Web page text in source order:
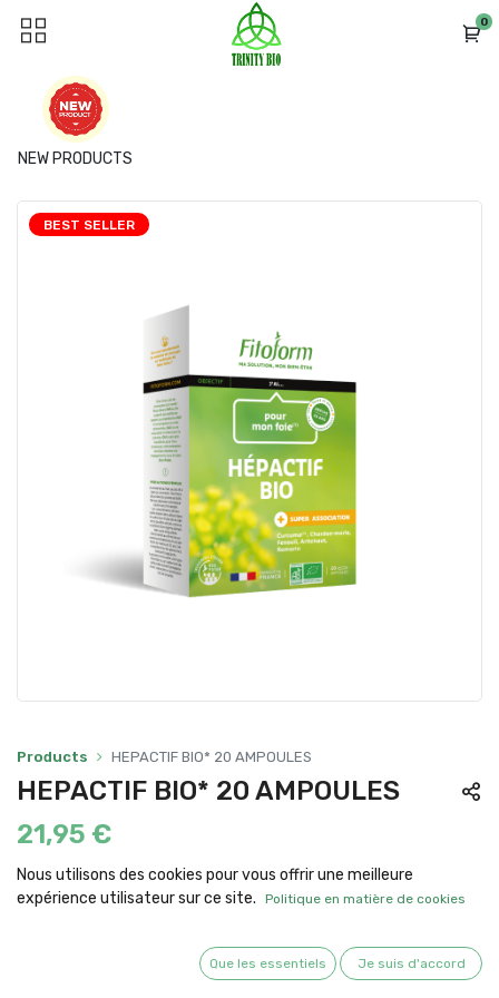
0
NEW PRODUCTS
BEST SELLER
Products HEPACTIF BIO* 20 AMPOULES
HEPACTIF BIO* 20 AMPOULES
21,95 €
Quantité
AJOUTER AU PANIER
Nous utilisons des cookies pour vous offrir une meilleure
expérience utilisateur sur ce site.
Politique en matière de cookies
Que les essentiels Je suis d'accord